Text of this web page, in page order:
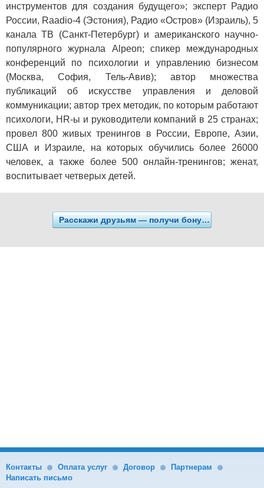
инструментов для создания будущего»; эксперт Радио
России, Raadio-4 (Эстония), Радио «Остров» (Израиль), 5
канала ТВ (Санкт-Петербург) и американского научно-
популярного журнала Alpeon; спикер международных
конференций по психологии и управлению бизнесом
(Москва, София, Тель-Авив); автор множества
публикаций об искусстве управления и деловой
коммуникации; автор трех методик, по которым работают
психологи, HR-ы и руководители компаний в 25 странах;
провел 800 живых тренингов в России, Европе, Азии,
США и Израиле, на которых обучились более 26000
человек, а также более 500 онлайн-тренингов; женат,
воспитывает четверых детей.
Расскажи друзьям — получи бонусы!
Контакты Оплата услуг Договор
Партнерам
Написать письмо